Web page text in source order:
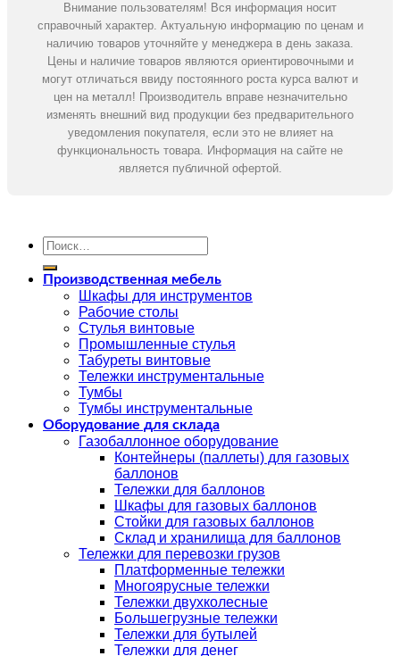
Внимание пользователям! Вся информация носит
справочный характер. Актуальную информацию по ценам и
наличию товаров уточняйте у менеджера в день заказа.
Цены и наличие товаров являются ориентировочными и
могут отличаться ввиду постоянного роста курса валют и
цен на металл! Производитель вправе незначительно
изменять внешний вид продукции без предварительного
уведомления покупателя, если это не влияет на
функциональность товара. Информация на сайте не
является публичной офертой.
Искать:
Производственная мебель
Шкафы для инструментов
Рабочие столы
Стулья винтовые
Промышленные стулья
Табуреты винтовые
Тележки инструментальные
Тумбы
Тумбы инструментальные
Оборудование для склада
Газобаллонное оборудование
Контейнеры (паллеты) для газовых
баллонов
Тележки для баллонов
Шкафы для газовых баллонов
Стойки для газовых баллонов
Склад и хранилища для баллонов
Тележки для перевозки грузов
Платформенные тележки
Многоярусные тележки
Тележки двухколесные
Большегрузные тележки
Тележки для бутылей
Тележки для денег